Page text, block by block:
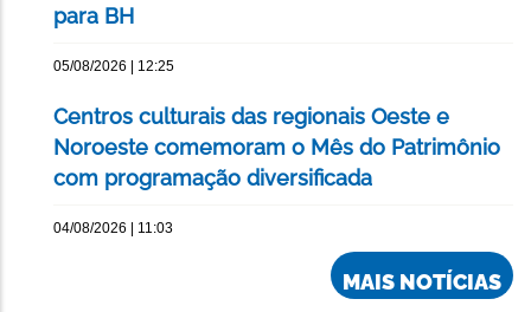
para BH
05/08/2026 | 12:25
Centros culturais das regionais Oeste e
Noroeste comemoram o Mês do Patrimônio
com programação diversificada
04/08/2026 | 11:03
MAIS NOTÍCIAS